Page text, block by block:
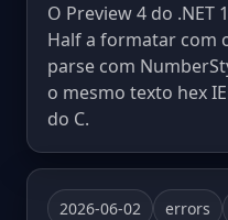
O Preview 4 do .NET
Half a formatar com
parse com
o mesmo texto hex
do C.
2026-06-02 errors